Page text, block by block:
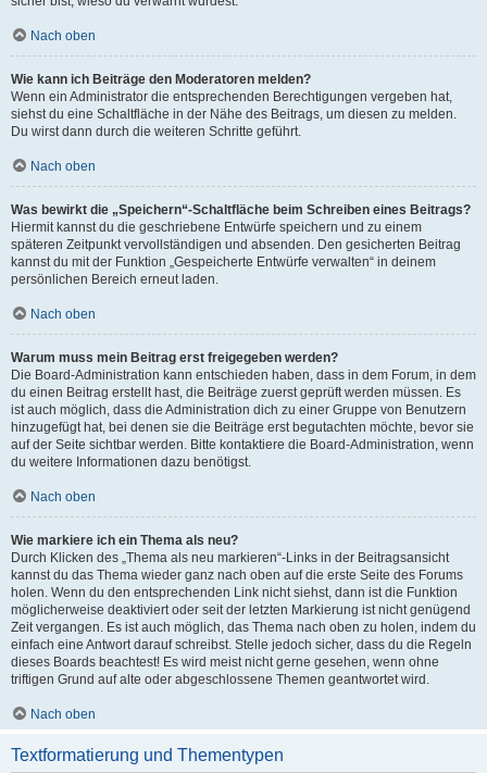
Nach oben
Wie kann ich Beiträge den Moderatoren melden?
Wenn ein Administrator die entsprechenden Berechtigungen vergeben hat,
siehst du eine Schaltfläche in der Nähe des Beitrags, um diesen zu melden.
Du wirst dann durch die weiteren Schritte geführt.
Nach oben
Was bewirkt die „Speichern“-Schaltfläche beim Schreiben eines Beitrags?
Hiermit kannst du die geschriebene Entwürfe speichern und zu einem
späteren Zeitpunkt vervollständigen und absenden. Den gesicherten Beitrag
kannst du mit der Funktion „Gespeicherte Entwürfe verwalten“ in deinem
persönlichen Bereich erneut laden.
Nach oben
Warum muss mein Beitrag erst freigegeben werden?
Die Board-Administration kann entschieden haben, dass in dem Forum, in dem
du einen Beitrag erstellt hast, die Beiträge zuerst geprüft werden müssen. Es
ist auch möglich, dass die Administration dich zu einer Gruppe von Benutzern
hinzugefügt hat, bei denen sie die Beiträge erst begutachten möchte, bevor sie
auf der Seite sichtbar werden. Bitte kontaktiere die Board-Administration, wenn
du weitere Informationen dazu benötigst.
Nach oben
Wie markiere ich ein Thema als neu?
Durch Klicken des „Thema als neu markieren“-Links in der Beitragsansicht
kannst du das Thema wieder ganz nach oben auf die erste Seite des Forums
holen. Wenn du den entsprechenden Link nicht siehst, dann ist die Funktion
möglicherweise deaktiviert oder seit der letzten Markierung ist nicht genügend
Zeit vergangen. Es ist auch möglich, das Thema nach oben zu holen, indem du
einfach eine Antwort darauf schreibst. Stelle jedoch sicher, dass du die Regeln
dieses Boards beachtest! Es wird meist nicht gerne gesehen, wenn ohne
triftigen Grund auf alte oder abgeschlossene Themen geantwortet wird.
Nach oben
Textformatierung und Thementypen